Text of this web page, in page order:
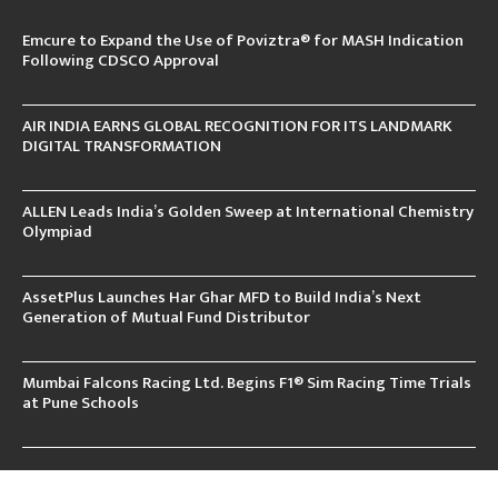
Emcure to Expand the Use of Poviztra® for MASH Indication
Following CDSCO Approval
AIR INDIA EARNS GLOBAL RECOGNITION FOR ITS LANDMARK
DIGITAL TRANSFORMATION
ALLEN Leads India’s Golden Sweep at International Chemistry
Olympiad
AssetPlus Launches Har Ghar MFD to Build India’s Next
Generation of Mutual Fund Distributor
Mumbai Falcons Racing Ltd. Begins F1® Sim Racing Time Trials
at Pune Schools